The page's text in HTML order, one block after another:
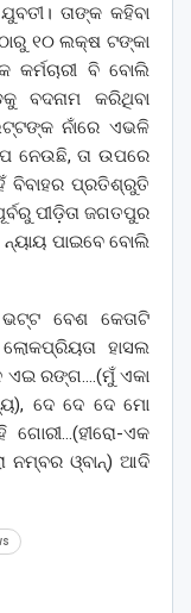
ତାଙ୍କ କହିବା
୧୦ ଲକ୍ଷ ଟଙ୍କା
ବି ବୋଲି
ବଦନାମ କରିଥିବା
ନାଁରେ ଏଭଳି
ନେଉଛି, ତା ଉପରେ
ବିବାହର ପ୍ରତିଶ୍ରୁତି
ପୀଡ଼ିତା ଜଗତପୁର
ପାଇବେ ବୋଲି
ବେଶ କେତାଟି
ହାସଲ
ଏଇ ରଙ୍ଗ….(ମୁଁ ଏକା
ଦେ ଦେ ଦେ ମୋ
ଏକ
ନମ୍ବର ଓ୍ବାନ୍) ଆଦି